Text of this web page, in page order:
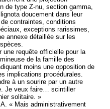
de type Z-nu, section gamma,
doucement dans leur
contraintes, conditions
exceptions rarissimes,
annexe détaillée sur les
requête officielle pour la
de la famille des
moins une opposition de
implications procédurales.
à un sourire par un autre
Je veux faire… scintiller
solitaire. »
« Mais administrativement